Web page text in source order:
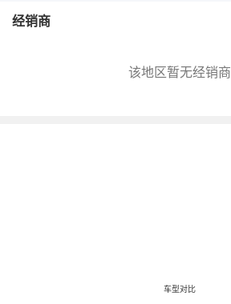
经销商
该地区暂无经销商
车型对比